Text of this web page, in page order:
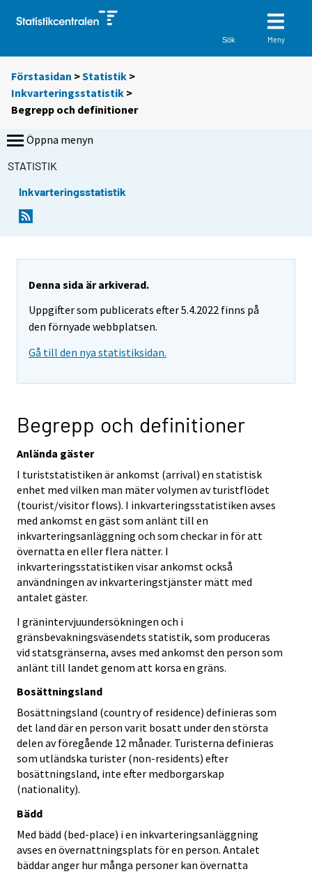
Sök Meny
Förstasidan >Statistik >
Inkvarteringsstatistik >
Begrepp och definitioner
Öppna menyn
STATISTIK
Inkvarteringsstatistik
Denna sida är arkiverad.
Uppgifter som publicerats efter 5.4.2022 finns på
den förnyade webbplatsen.
Gå till den nya statistiksidan.
Begrepp och definitioner
Anlända gäster
I turiststatistiken är ankomst (arrival) en statistisk
enhet med vilken man mäter volymen av turistflödet
(tourist/visitor flows). I inkvarteringsstatistiken avses
med ankomst en gäst som anlänt till en
inkvarteringsanläggning och som checkar in för att
övernatta en eller flera nätter. I
inkvarteringsstatistiken visar ankomst också
användningen av inkvarteringstjänster mätt med
antalet gäster.
I gränintervjuundersökningen och i
gränsbevakningsväsendets statistik, som produceras
vid statsgränserna, avses med ankomst den person som
anlänt till landet genom att korsa en gräns.
Bosättningsland
Bosättningsland (country of residence) definieras som
det land där en person varit bosatt under den största
delen av föregående 12 månader. Turisterna definieras
som utländska turister (non-residents) efter
bosättningsland, inte efter medborgarskap
(nationality).
Bädd
Med bädd (bed-place) i en inkvarteringsanläggning
avses en övernattningsplats för en person. Antalet
bäddar anger hur många personer kan övernatta